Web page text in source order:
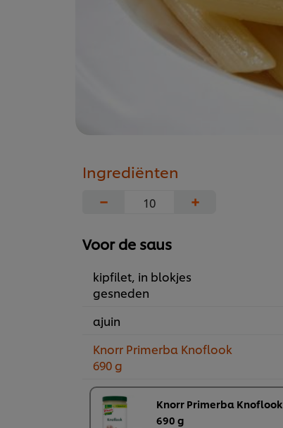
Ingrediënten
−
+
Voor de saus
kipfilet, in blokjes
gesneden
ajuin
Knorr Primerba Knoflook
690 g
Knorr Primerba Knoflook
690 g